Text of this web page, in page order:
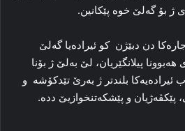
ژ بۆ گه‌لێ خوه‌ پێکانین.
دن دبێژن کو ئیراده‌یا گه‌لێ
پیلانگێریان، لێ به‌لێ ژ بۆنا
ئیراده‌یه‌کا بلندتر ژ به‌رێ تێدکۆشە و
پێکڤه‌ژیان و پێشکه‌تنخوازیێ دده‌.